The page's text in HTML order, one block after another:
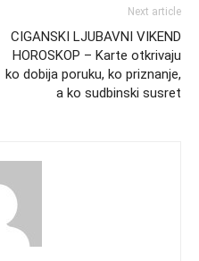
Next article
CIGANSKI LJUBAVNI VIKEND
HOROSKOP – Karte otkrivaju
ko dobija poruku, ko priznanje,
a ko sudbinski susret